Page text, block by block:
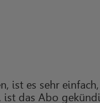
ist es sehr
ist das Abo